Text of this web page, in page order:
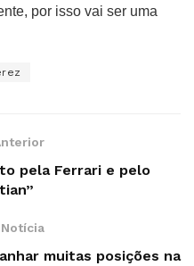
por isso vai ser uma
pela Ferrari e pelo
muitas posições na